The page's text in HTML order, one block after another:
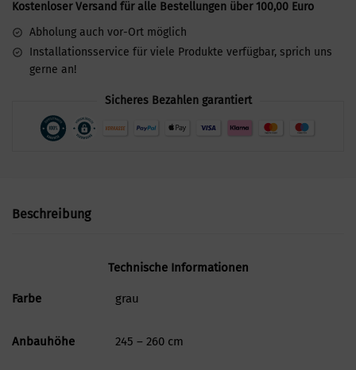
Kostenloser Versand für alle Bestellungen über 100,00 Euro
Abholung auch vor-Ort möglich
Installationsservice für viele Produkte verfügbar, sprich uns
gerne an!
Sicheres Bezahlen garantiert
Beschreibung
Technische Informationen
Farbe grau
Anbauhöhe 245 – 260 cm